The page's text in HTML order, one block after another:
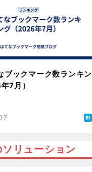
ブックマーク数ランキン
7月）
リューション